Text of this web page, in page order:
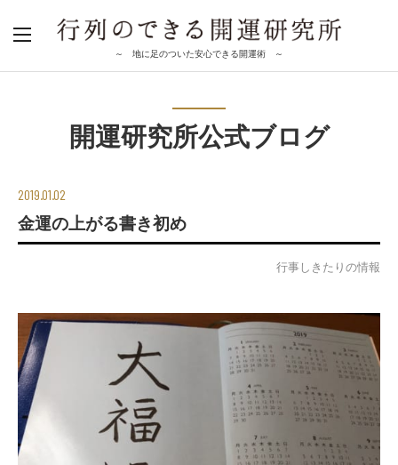
～ 地に足のついた安心できる開運術 ～
開運研究所公式ブログ
2019.01.02
金運の上がる書き初め
行事しきたりの情報